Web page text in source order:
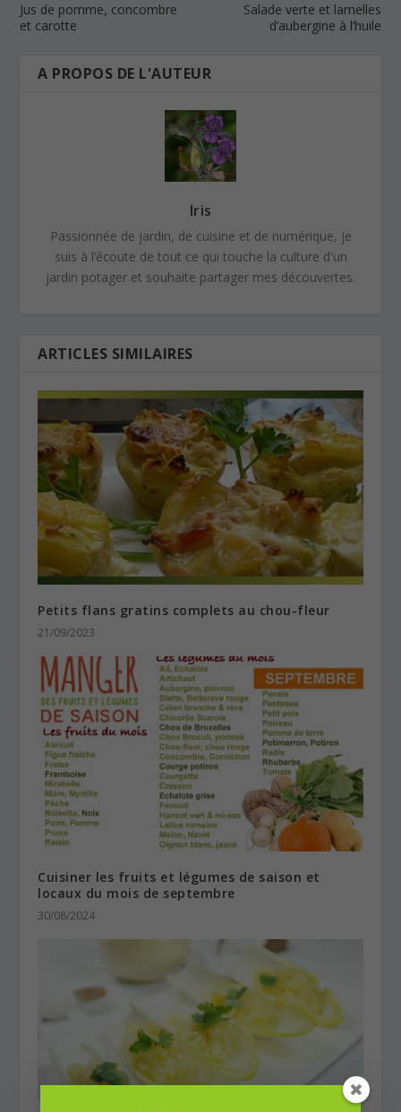
Jus de pomme, concombre
et carotte
Salade verte et lamelles
d’aubergine à l’huile
A PROPOS DE L'AUTEUR
Iris
Passionnée de jardin, de cuisine et de numérique, je
suis à l’écoute de tout ce qui touche la culture d'un
jardin potager et souhaite partager mes découvertes.
ARTICLES SIMILAIRES
Petits flans gratins complets au chou-fleur
21/09/2023
Cuisiner les fruits et légumes de saison et
locaux du mois de septembre
30/08/2024